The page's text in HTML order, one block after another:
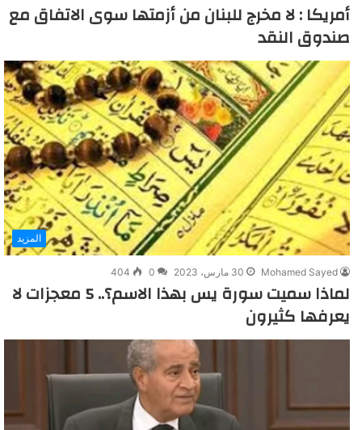
أمريكا : لا مخرج للبنان من أزمتها سوى الاتفاق مع
صندوق النقد
المزيد
Mohamed Sayed 30 مارس، 2023 0
404
لماذا سميت سورة يس بهذا الاسم؟.. 5 معجزات لا
يعرفها كثيرون